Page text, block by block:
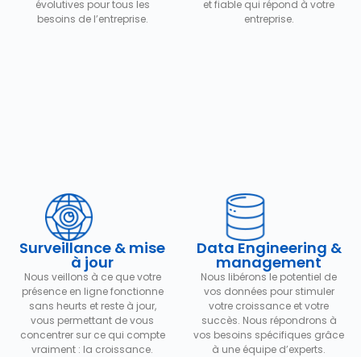
évolutives pour tous les
besoins de l’entreprise.
et fiable qui répond à votre
entreprise.
Surveillance & mise
à jour
Nous veillons à ce que votre
présence en ligne fonctionne
sans heurts et reste à jour,
vous permettant de vous
concentrer sur ce qui compte
vraiment : la croissance.
Data Engineering &
management
Nous libérons le potentiel de
vos données pour stimuler
votre croissance et votre
succès. Nous répondrons à
vos besoins spécifiques grâce
à une équipe d’experts.